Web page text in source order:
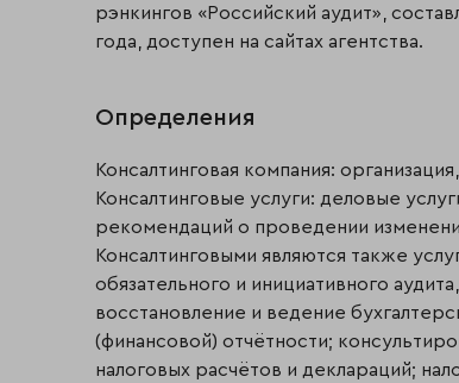
рэнкингов «Российский аудит»,
года, доступен на сайтах агентства.
Определения
Консалтинговая компания:
Консалтинговые услуги: деловые
рекомендаций о проведении
Консалтинговыми являются также
обязательного и инициативного
восстановление и ведение
(финансовой) отчётности;
налоговых расчётов и деклараций;